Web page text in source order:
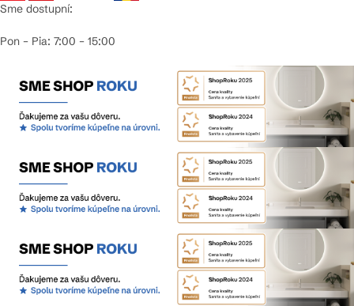
Sme dostupní:
Pon – Pia: 7:00 – 15:00